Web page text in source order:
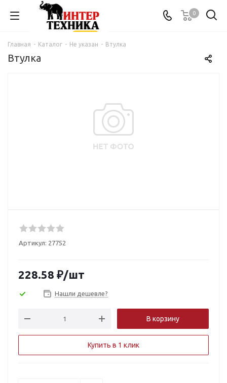
0
Главная - Каталог - Не указан - Втулка
Втулка
Артикул: 27752
228.58 ₽/шт
Нашли дешевле?
В корзину
Купить в 1 клик